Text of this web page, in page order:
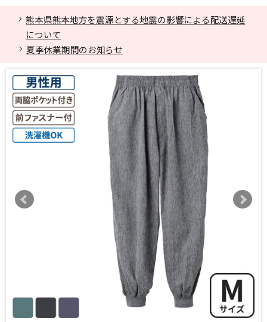
熊本県熊本地方を震源とする地震の影響による配送遅延
について
夏季休業期間のお知らせ